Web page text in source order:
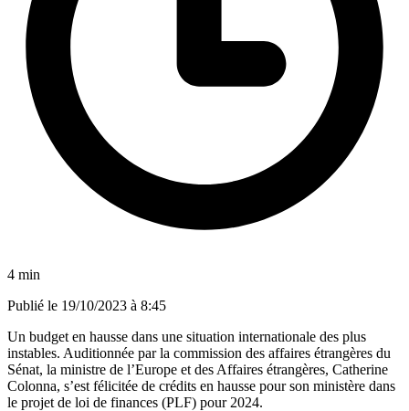
4 min
Publié le 19/10/2023 à 8:45
Un budget en hausse dans une situation internationale des plus
instables. Auditionnée par la commission des affaires étrangères du
Sénat, la ministre de l’Europe et des Affaires étrangères, Catherine
Colonna, s’est félicitée de crédits en hausse pour son ministère dans
le projet de loi de finances (PLF) pour 2024.